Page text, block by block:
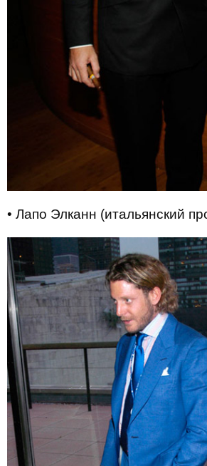
• Лапо Элканн (итальянский